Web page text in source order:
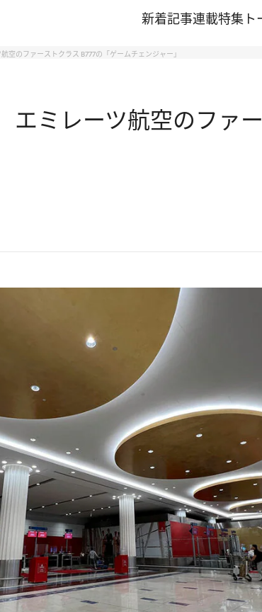
新着記事連載特集
空のファーストクラス B777の「ゲームチェンジャー」
エミレーツ航空のファ